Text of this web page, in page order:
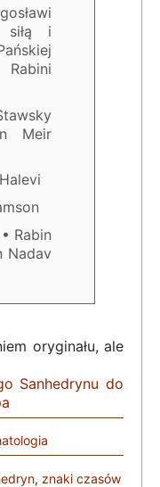
siłą i
Meir
Rabin
Nadav
oryginału, ale
Sanhedrynu do
, znaki czasów